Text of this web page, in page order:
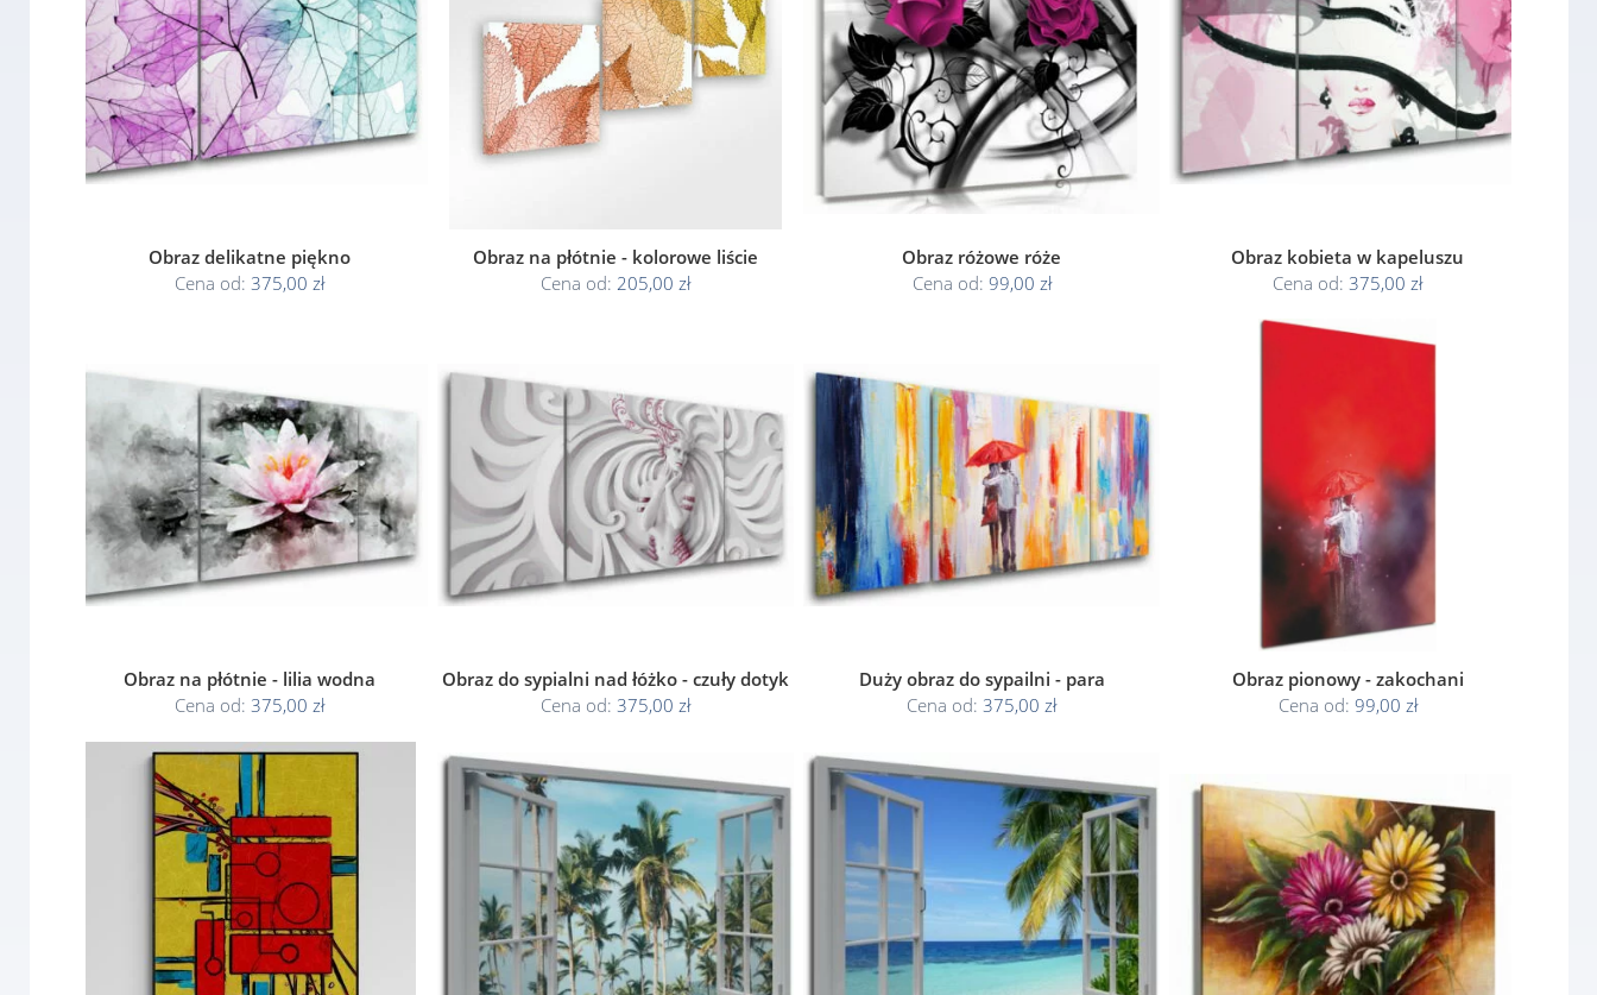
Obraz delikatne piękno
Cena od: 375,00 zł
Obraz na płótnie - kolorowe liście
Cena od: 205,00 zł
Obraz różowe róże
Cena od: 99,00 zł
Obraz kobieta w kapeluszu
Cena od: 375,00 zł
Obraz na płótnie - lilia wodna
Cena od: 375,00 zł
Obraz do sypialni nad łóżko - czuły dotyk
Cena od: 375,00 zł
Duży obraz do sypailni - para
Cena od: 375,00 zł
Obraz pionowy - zakochani
Cena od: 99,00 zł